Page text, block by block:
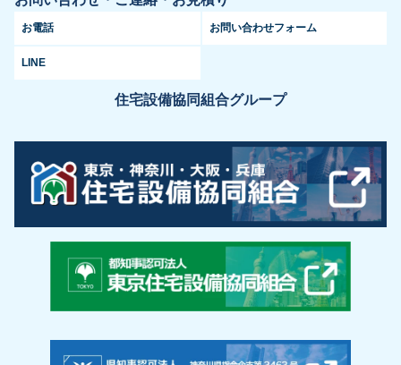
お電話 お問い合わせフォーム
LINE
住宅設備協同組合グループ